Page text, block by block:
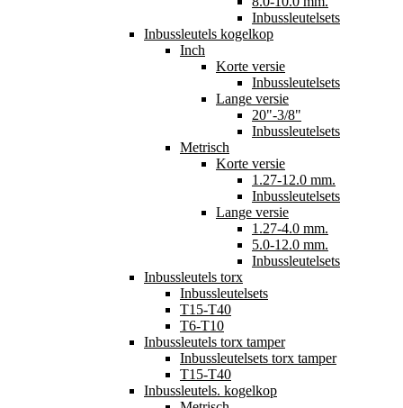
Inbussleutelsets
Inbussleutels kogelkop
Inch
Korte versie
Inbussleutelsets
Lange versie
20"-3/8"
Inbussleutelsets
Metrisch
Korte versie
1.27-12.0 mm.
Inbussleutelsets
Lange versie
1.27-4.0 mm.
5.0-12.0 mm.
Inbussleutelsets
Inbussleutels torx
Inbussleutelsets
T15-T40
T6-T10
Inbussleutels torx tamper
Inbussleutelsets torx tamper
T15-T40
Inbussleutels. kogelkop